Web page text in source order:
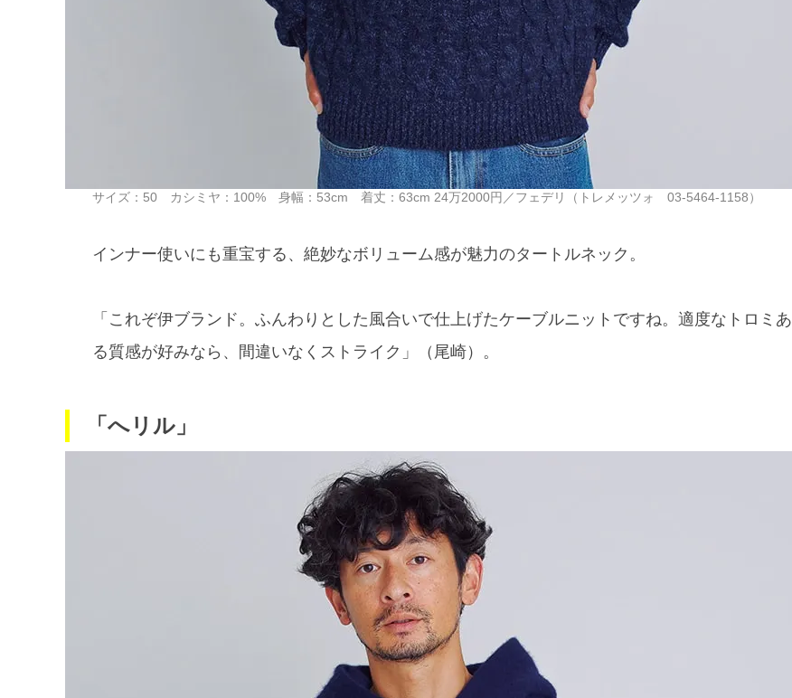
サイズ：50 カシミヤ：100% 身幅：53cm 着丈：63cm 24万2000円／フェデリ（トレメッツォ 03-5464-1158）
インナー使いにも重宝する、絶妙なボリューム感が魅力のタートルネック。
「これぞ伊ブランド。ふんわりとした風合いで仕上げたケーブルニットですね。適度なトロミあ
る質感が好みなら、間違いなくストライク」（尾崎）。
「へリル」